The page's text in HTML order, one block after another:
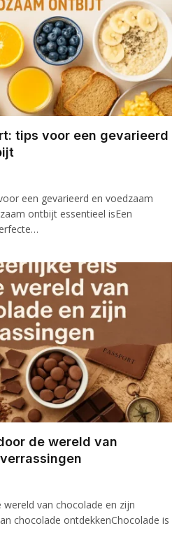
tips voor een gevarieerd
een gevarieerd en voedzaam
ontbijt essentieel isEen
de wereld van
van chocolade en zijn
chocolade ontdekkenChocolade is